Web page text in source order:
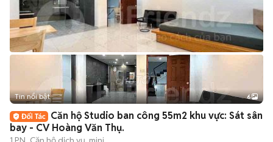
+2
Tin nổi bật 6
Căn hộ Studio ban công 55m2 khu vực: Sát sân
bay - CV Hoàng Văn Thụ.